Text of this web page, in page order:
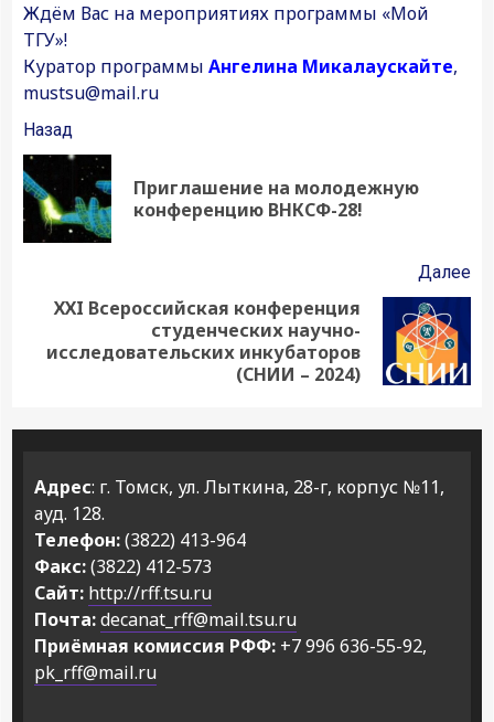
Ждём Вас на мероприятиях программы «Мой
ТГУ»!
Куратор программы Ангелина Микалаускайте,
mustsu@mail.ru
Продолжить
чтение
Назад
Приглашение на молодежную
конференцию ВНКСФ-28!
Далее
запись:
ХХI Всероссийская конференция
студенческих научно-
исследовательских инкубаторов
(СНИИ – 2024)
Адрес: г. Томск, ул. Лыткина, 28-г, корпус №11,
ауд. 128.
Телефон:(3822) 413-964
Факс:(3822) 412-573
Сайт: http://rff.tsu.ru
Почта:decanat_rff@mail.tsu.ru
Приёмная комиссия РФФ: +7 996 636-55-92,
pk_rff@mail.ru